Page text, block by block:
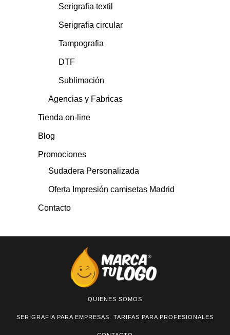
Serigrafia textil
Serigrafia circular
Tampografia
DTF
Sublimación
Agencias y Fabricas
Tienda on-line
Blog
Promociones
Sudadera Personalizada
Oferta Impresión camisetas Madrid
Contacto
QUIENES SOMOS
SERIGRAFIA PARA EMPRESAS. TARIFAS PARA PROFESIONALES